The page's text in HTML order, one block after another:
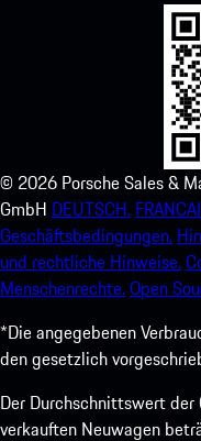
© 2026 Porsche Sales &
GmbH DEUTSCH.
Geschäftsbedingungen.
und rechtliche Hinweise.
Menschenrechte.Open
*Die angegebenen
den gesetzlich
Der Durchschnittswert der
verkauften Neuwagen